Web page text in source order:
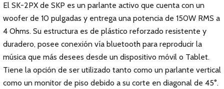
El SK-2PX de SKP es un parlante activo que cuenta con un
woofer de 10 pulgadas y entrega una potencia de 150W RMS a
4 Ohms. Su estructura es de plástico reforzado resistente y
duradero, posee conexión vía bluetooth para reproducir la
música que más desees desde un dispositivo móvil o Tablet.
Tiene la opción de ser utilizado tanto como un parlante vertical
como un monitor de piso debido a su corte en diagonal de 45°.